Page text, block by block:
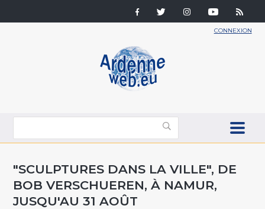
CONNEXION
"SCULPTURES DANS LA VILLE", DE
BOB VERSCHUEREN, À NAMUR,
JUSQU'AU 31 AOÛT